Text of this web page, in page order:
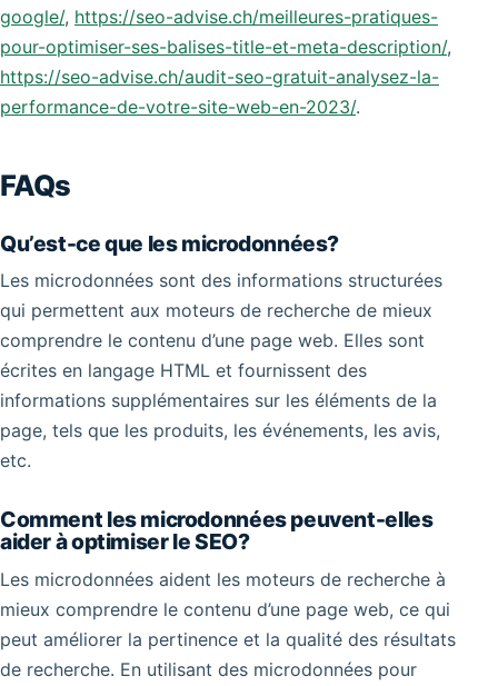
google/, https://seo-advise.ch/meilleures-pratiques-
pour-optimiser-ses-balises-title-et-meta-description/,
https://seo-advise.ch/audit-seo-gratuit-analysez-la-
performance-de-votre-site-web-en-2023/.
FAQs
Qu’est-ce que les microdonnées?
Les microdonnées sont des informations structurées
qui permettent aux moteurs de recherche de mieux
comprendre le contenu d’une page web. Elles sont
écrites en langage HTML et fournissent des
informations supplémentaires sur les éléments de la
page, tels que les produits, les événements, les avis,
etc.
Comment les microdonnées peuvent-elles
aider à optimiser le SEO?
Les microdonnées aident les moteurs de recherche à
mieux comprendre le contenu d’une page web, ce qui
peut améliorer la pertinence et la qualité des résultats
de recherche. En utilisant des microdonnées pour